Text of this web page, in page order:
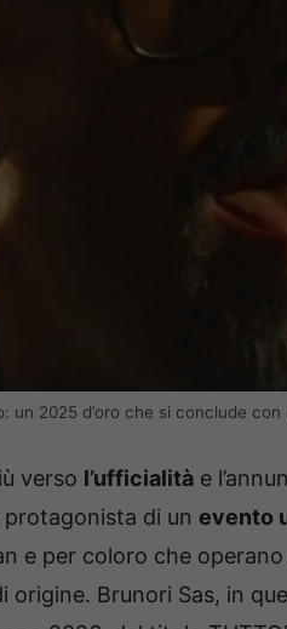
un 2025 d’oro che si conclude
verso l’ufficialità e
di un evento
e per coloro che
origine. Brunori Sas, in